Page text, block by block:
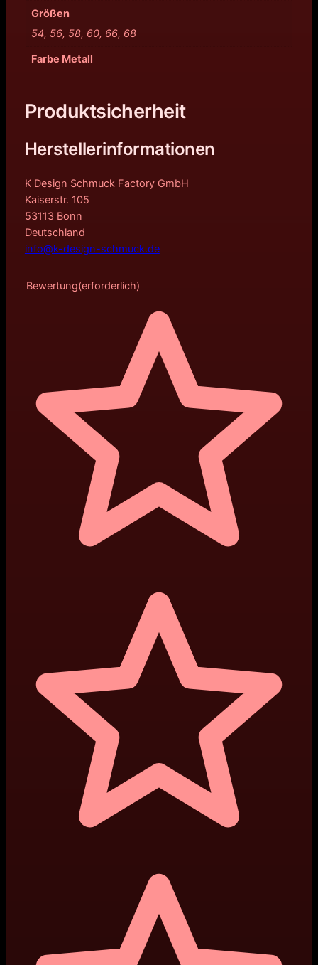
Größen
54, 56, 58, 60, 66, 68
Farbe Metall
Produktsicherheit
Herstellerinformationen
K Design Schmuck Factory GmbH
Kaiserstr. 105
53113 Bonn
Deutschland
info@k-design-schmuck.de
Bewertung(erforderlich)